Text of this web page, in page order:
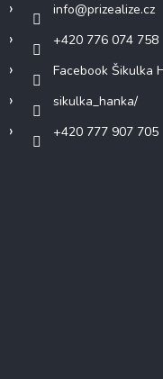
info@prizealize.cz
+420 776 074 758
Facebook Šikulka
sikulka_hanka/
+420 777 907 705